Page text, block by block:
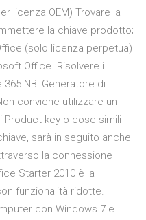
licenza OEM) Trovare la
la chiave prodotto;
(solo licenza perpetua)
Office. Risolvere i
NB: Generatore di
conviene utilizzare un
Product key o cose simili
sarà in seguito anche
la connessione
Starter 2010 è la
funzionalità ridotte.
con Windows 7 e